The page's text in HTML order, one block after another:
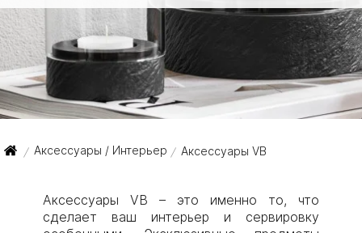
/ Аксессуары / Интерьер / Аксессуары VB
Аксессуары VB – это именно то, что
сделает ваш интерьер и сервировку